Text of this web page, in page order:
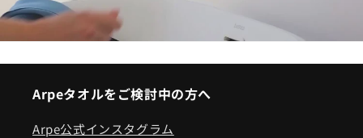
Arpeタオルをご検討中の方へ
Arpe公式インスタグラム